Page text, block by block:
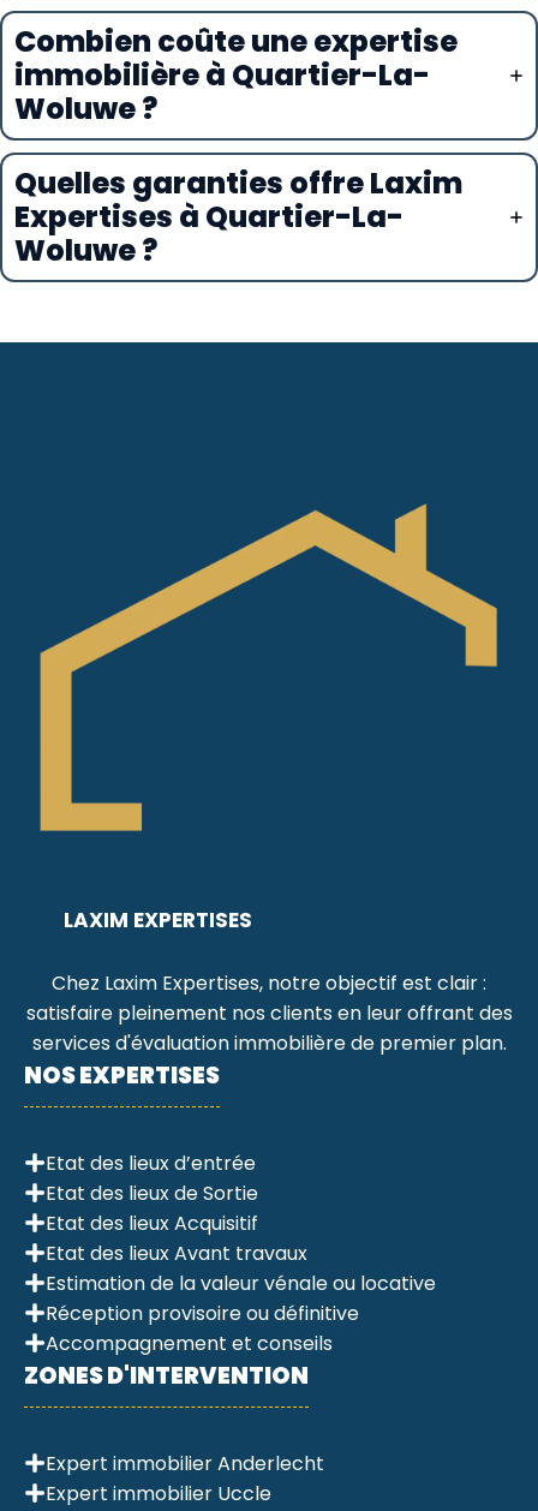
Combien coûte une expertise
immobilière à Quartier-La-
Woluwe ?
Quelles garanties offre Laxim
Expertises à Quartier-La-
Woluwe ?
LAXIM EXPERTISES
Chez Laxim Expertises, notre objectif est clair :
satisfaire pleinement nos clients en leur offrant des
services d'évaluation immobilière de premier plan.
NOS EXPERTISES
Etat des lieux d’entrée
Etat des lieux de Sortie
Etat des lieux Acquisitif
Etat des lieux Avant travaux
Estimation de la valeur vénale ou locative
Réception provisoire ou définitive
Accompagnement et conseils
ZONES D'INTERVENTION
Expert immobilier Anderlecht
Expert immobilier Uccle